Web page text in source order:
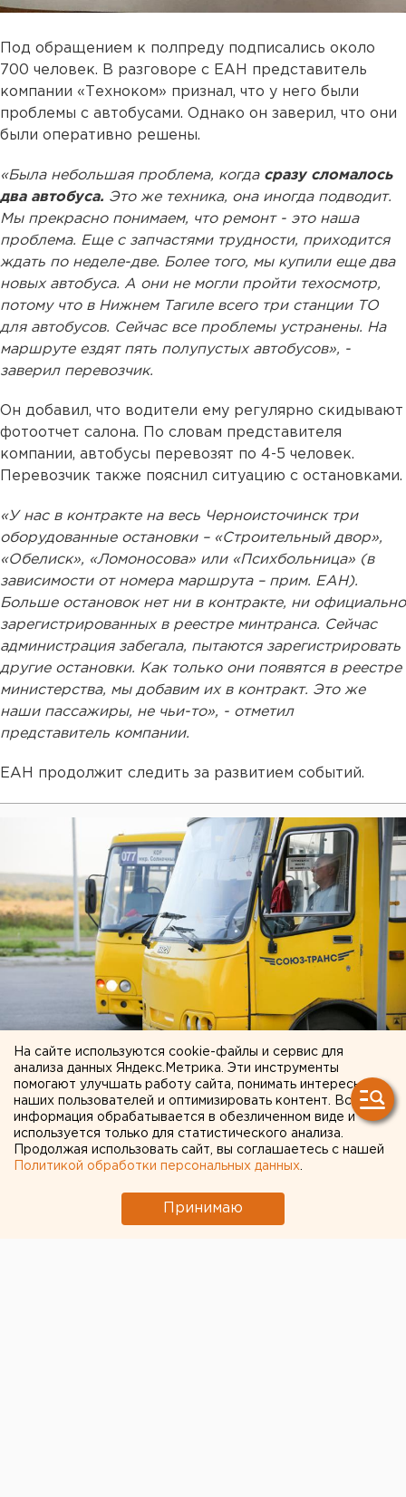
Под обращением к полпреду подписались около
700 человек. В разговоре с ЕАН представитель
компании «Техноком» признал, что у него были
проблемы с автобусами. Однако он заверил, что они
были оперативно решены.
«Была небольшая проблема, когда сразу сломалось
два автобуса. Это же техника, она иногда подводит.
Мы прекрасно понимаем, что ремонт - это наша
проблема. Еще с запчастями трудности, приходится
ждать по неделе-две. Более того, мы купили еще два
новых автобуса. А они не могли пройти техосмотр,
потому что в Нижнем Тагиле всего три станции ТО
для автобусов. Сейчас все проблемы устранены. На
маршруте ездят пять полупустых автобусов», -
заверил перевозчик.
Он добавил, что водители ему регулярно скидывают
фотоотчет салона. По словам представителя
компании, автобусы перевозят по 4-5 человек.
Перевозчик также пояснил ситуацию с остановками.
«У нас в контракте на весь Черноисточинск три
оборудованные остановки – «Строительный двор»,
«Обелиск», «Ломоносова» или «Психбольница» (в
зависимости от номера маршрута – прим. ЕАН).
Больше остановок нет ни в контракте, ни официально
зарегистрированных в реестре минтранса. Сейчас
администрация забегала, пытаются зарегистрировать
другие остановки. Как только они появятся в реестре
министерства, мы добавим их в контракт. Это же
наши пассажиры, не чьи-то», - отметил
представитель компании.
ЕАН продолжит следить за развитием событий.
Поселок под Екатеринбургом рискует
остаться без единственного автобуса из-
за «зайцев»
На сайте используются cookie-файлы и сервис для
анализа данных Яндекс.Метрика. Эти инструменты
помогают улучшать работу сайта, понимать интересы
наших пользователей и оптимизировать контент. Вся
информация обрабатывается в обезличенном виде и
используется только для статистического анализа.
Продолжая использовать сайт, вы соглашаетесь с нашей
Политикой обработки персональных данных
Принимаю